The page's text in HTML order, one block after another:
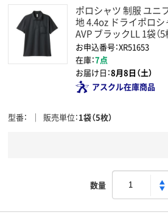
ポロシャツ 制服 ユニ
地 4.4oz ドライポロ
AVP ブラックLL 1袋（
お申込番号：XR51653
在庫：7点
お届け日：8月8日（土）
アスクル在庫商品
型番 販売単位 1袋（5枚）
数量